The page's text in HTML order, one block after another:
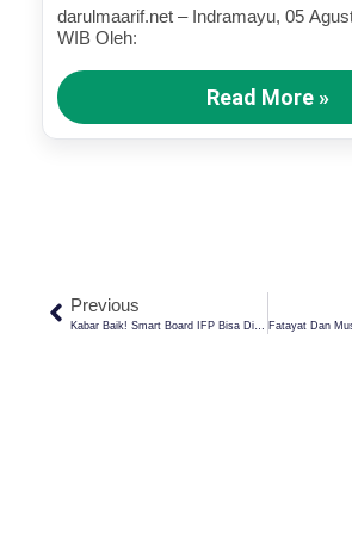
Terluka (Bagian III)
darulmaarif.net – Indramayu, 05
WIB Oleh:
Read More »
Previous